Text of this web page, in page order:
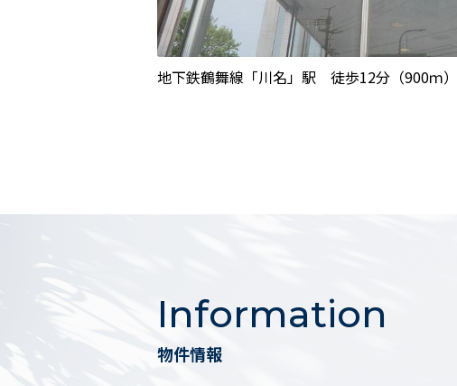
また、AVANTIAでは注文住宅の建築が可能です！
【 建物本体価格 1,990万円(税込)より 】
AVANTIAの設計士が早い段階で家づくりに参加す
お客様の「最良」を形にします。
地下鉄鶴舞線「川名」駅 徒歩12分（900ｍ）
Information
物件情報